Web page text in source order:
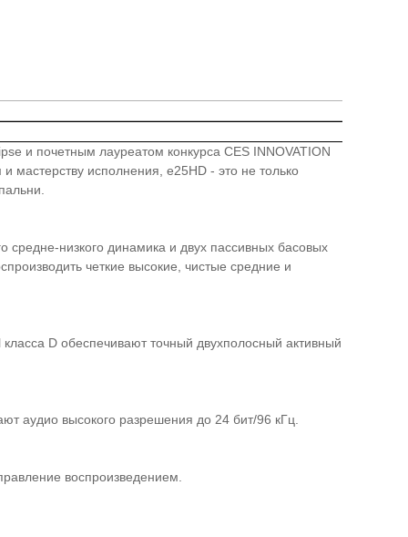
и почетным лауреатом конкурса CES INNOVATION
исполнения, e25HD - это не только
средне-низкого динамика и двух пассивных басовых
четкие высокие, чистые средние и
D обеспечивают точный двухполосный активный
аудио высокого разрешения до 24 бит/96 кГц.
воспроизведением.